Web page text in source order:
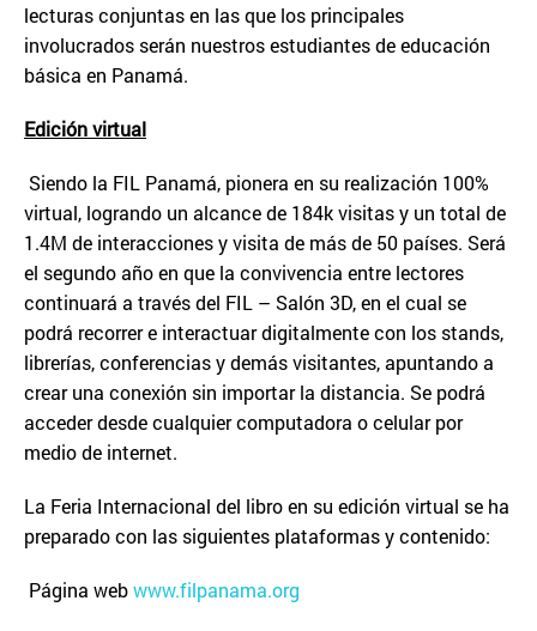
lecturas conjuntas en las que los principales
involucrados serán nuestros estudiantes de educación
básica en Panamá.
Edición virtual
Siendo la FIL Panamá, pionera en su realización 100%
virtual, logrando un alcance de 184k visitas y un total de
1.4M de interacciones y visita de más de 50 países. Será
el segundo año en que la convivencia entre lectores
continuará a través del FIL – Salón 3D, en el cual se
podrá recorrer e interactuar digitalmente con los stands,
librerías, conferencias y demás visitantes, apuntando a
crear una conexión sin importar la distancia. Se podrá
acceder desde cualquier computadora o celular por
medio de internet.
La Feria Internacional del libro en su edición virtual se ha
preparado con las siguientes plataformas y contenido:
Página webwww.filpanama.org